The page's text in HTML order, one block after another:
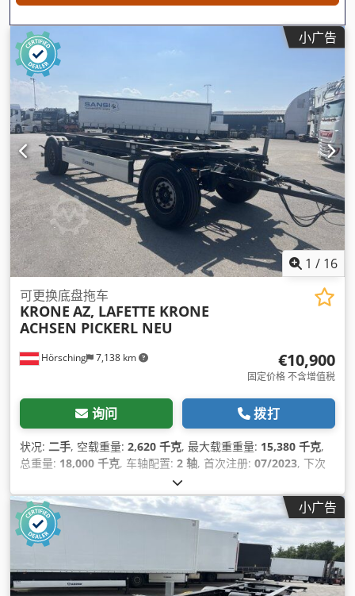
小广告
1 / 16
Hörsching 7,138 km
可更换底盘拖车
KRONE AZ, LAFETTE KRONE
ACHSEN PICKERL NEU
€10,900
固定价格 不含增值税
询问 拨打
状况: 二手, 空载重量: 2,620 千克, 最大载重重量: 15,380 千克,
总重量: 18,000 千克, 车轴配置: 2 轴, 首次注册: 07/2023, 下次
, 悬挂系统:空气
设备:防抱死制动系统 (ABS),
小广告